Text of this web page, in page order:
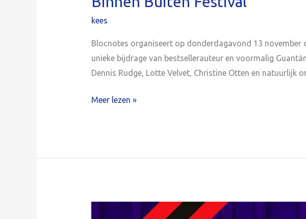
kees
Blocnotes organiseert op donderdagavond 13 november
unieke bijdrage van bestsellerauteur en voormalig
Dennis Rudge, Lotte Velvet, Christine Otten en natuurlijk
Meer lezen »